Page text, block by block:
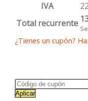
IVA
Total recurrente
¿Tienes un cupón?
Aplicar